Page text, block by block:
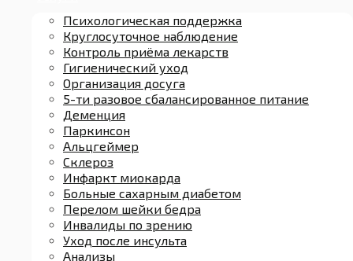
Психологическая поддержка
Круглосуточное наблюдение
Контроль приёма лекарств
Гигиенический уход
Организация досуга
5-ти разовое сбалансированное питание
Деменция
Паркинсон
Альцгеймер
Склероз
Инфаркт миокарда
Больные сахарным диабетом
Перелом шейки бедра
Инвалиды по зрению
Уход после инсульта
Анализы